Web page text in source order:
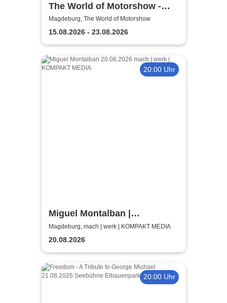
The World of Motorshow -
Monster Showdown 2026
Magdeburg, The World of Motorshow
15.08.2026 - 23.08.2026
20:00 Uhr
Miguel Montalban |
Magdeburg | machwerk
Magdeburg, mach | werk | KOMPAKT MEDIA
20.08.2026
20:00 Uhr